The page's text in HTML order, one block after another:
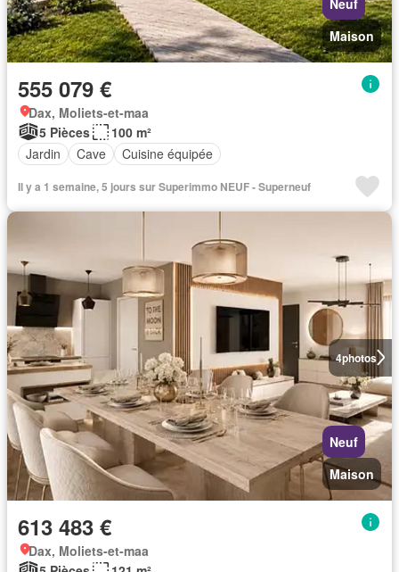
Maison
555 079 €
Dax, Moliets-et-maa
5 Pièces
100 m²
Jardin
Cave Cuisine équipée
Il y a 1 semaine, 5 jours sur Superimmo NEUF - Superneuf
4photos
Neuf
Maison
613 483 €
Dax, Moliets-et-maa